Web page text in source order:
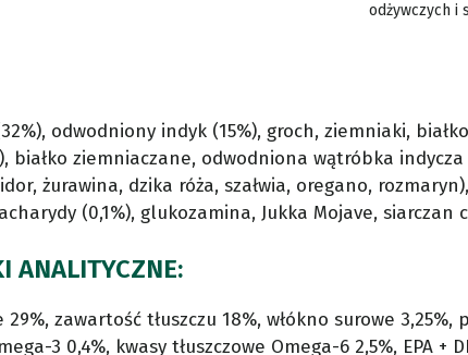
odżywczych i
odwodniony indyk (15%), groch, ziemniaki,
białko ziemniaczane, odwodniona wątróbka
żurawina, dzika róża, szałwia, oregano,
(0,1%), glukozamina, Jukka Mojave, siarczan
ANALITYCZNE:
29%, zawartość tłuszczu 18%, włókno surowe
3 0,4%, kwasy tłuszczowe Omega-6 2,5%, EPA +